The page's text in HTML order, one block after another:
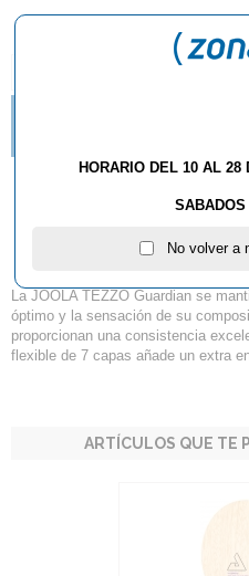
Madera
La JOOLA TEZZO Guardian se
óptimo y la sensación de su
proporcionan una consistencia
flexible de 7 capas añade un extra
ARTÍCULOS QUE TE
HORARIO DEL 10 AL 28
SABADOS
No volver a